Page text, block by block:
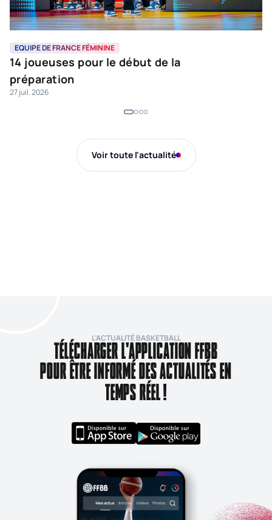
EQUIPE DE FRANCE FÉMININE
14 joueuses pour le début de la
préparation
27 juil. 2026
Voir toute l'actualité
L’ACTUALITÉ BASKETBALL
TÉLÉCHARGER L'APPLICATION FFBB
POUR ÊTRE INFORMÉ DES ACTUALITÉS EN
TEMPS RÉEL !